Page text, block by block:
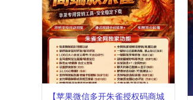
【苹果微信多开朱雀授权码商城